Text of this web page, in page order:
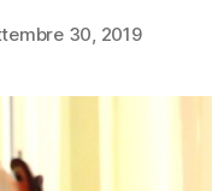
30, 2019